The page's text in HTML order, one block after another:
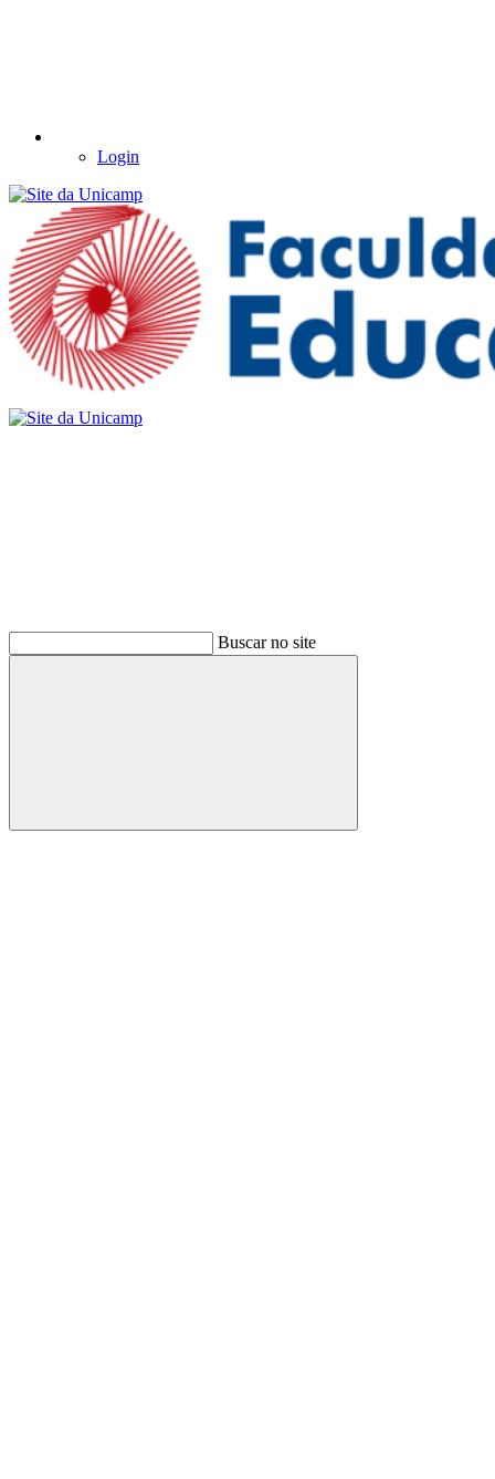
Login
Buscar no site
Buscar